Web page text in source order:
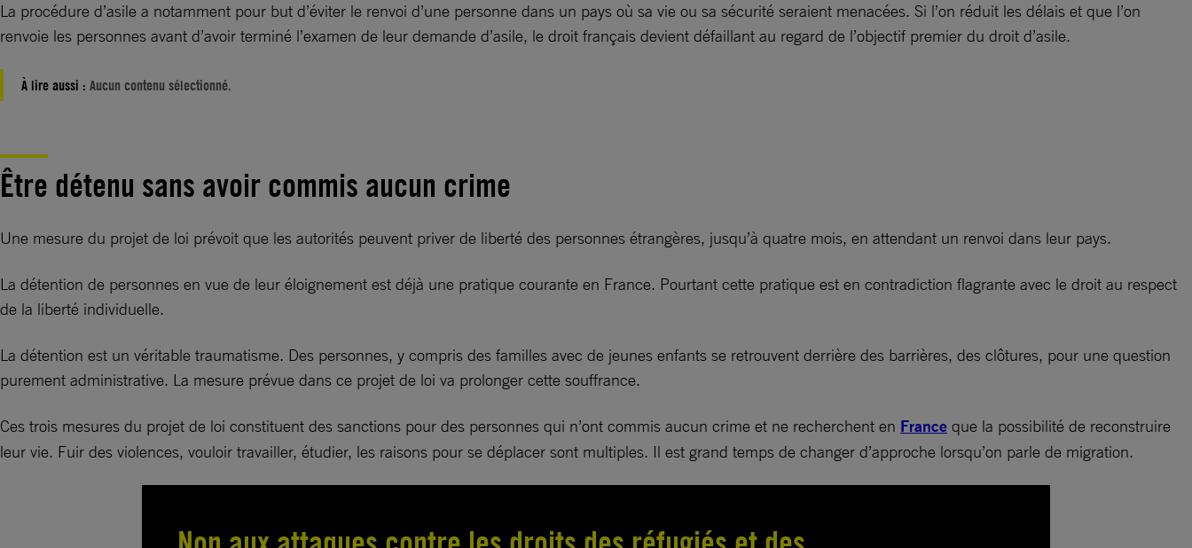
La procédure d’asile a notamment pour but d’éviter le renvoi d’une personne dans un pays où sa vie ou sa sécurité seraient menacées. Si l’on réduit les délais et que l’on
renvoie les personnes avant d’avoir terminé l’examen de leur demande d’asile, le droit français devient défaillant au regard de l’objectif premier du droit d’asile.
À lire aussi : Aucun contenu sélectionné.
Être détenu sans avoir commis aucun crime
Une mesure du projet de loi prévoit que les autorités peuvent priver de liberté des personnes étrangères, jusqu’à quatre mois, en attendant un renvoi dans leur pays.
La détention de personnes en vue de leur éloignement est déjà une pratique courante en France. Pourtant cette pratique est en contradiction flagrante avec le droit au respect
de la liberté individuelle.
La détention est un véritable traumatisme. Des personnes, y compris des familles avec de jeunes enfants se retrouvent derrière des barrières, des clôtures, pour une question
purement administrative. La mesure prévue dans ce projet de loi va prolonger cette souffrance.
Ces trois mesures du projet de loi constituent des sanctions pour des personnes qui n’ont commis aucun crime et ne recherchent en France que la possibilité de reconstruire
leur vie. Fuir des violences, vouloir travailler, étudier, les raisons pour se déplacer sont multiples. Il est grand temps de changer d’approche lorsqu’on parle de migration.